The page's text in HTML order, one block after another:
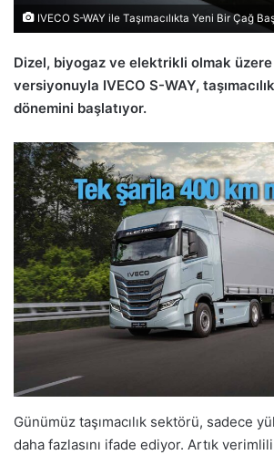
IVECO S-WAY ile Taşımacılıkta Yeni Bir Çağ
Dizel, biyogaz ve elektrikli olmak üzere
versiyonuyla IVECO S-WAY,
dönemini başlatıyor.
Günümüz taşımacılık sektörü, sadece
daha fazlasını ifade ediyor. Artık